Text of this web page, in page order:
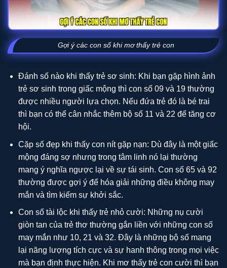
Gợi ý các con số khi mơ thấy trẻ con
Đánh số nào khi thấy trẻ sơ sinh: Khi bạn gặp hình ảnh
trẻ sơ sinh trong giấc mộng thì con số 09 và 19 thường
được nhiều người lựa chọn. Nếu đứa trẻ đó là bé trai
thì bạn có thể cân nhắc thêm bộ số 11 và 22 để tăng cơ
hội.
Cặp số đẹp khi thấy con nít gặp nạn: Dù đây là một giấc
mộng đáng sợ nhưng trong tâm linh nó lại thường
mang ý nghĩa ngược lại về sự tái sinh. Con số 65 và 92
thường được gợi ý để hóa giải những điều không may
mắn và tìm kiếm sự khởi sắc.
Con số tài lộc khi thấy trẻ nhỏ cười: Những nụ cười
giòn tan của trẻ thơ thường gắn liền với những con số
may mắn như 10, 21 và 32. Đây là những bộ số mang
lại năng lượng tích cực và sự hanh thông trong mọi việc
mà bạn định thực hiện. Khi mơ thấy trẻ con cười thì bạn